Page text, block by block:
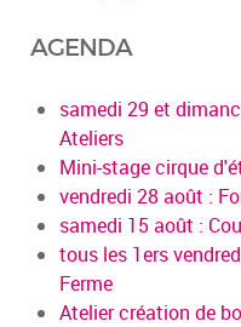
AGENDA
samedi 29 et
Ateliers
Mini-stage cirque
vendredi 28 août :
samedi 15 août :
tous les 1ers
Ferme
Atelier création de